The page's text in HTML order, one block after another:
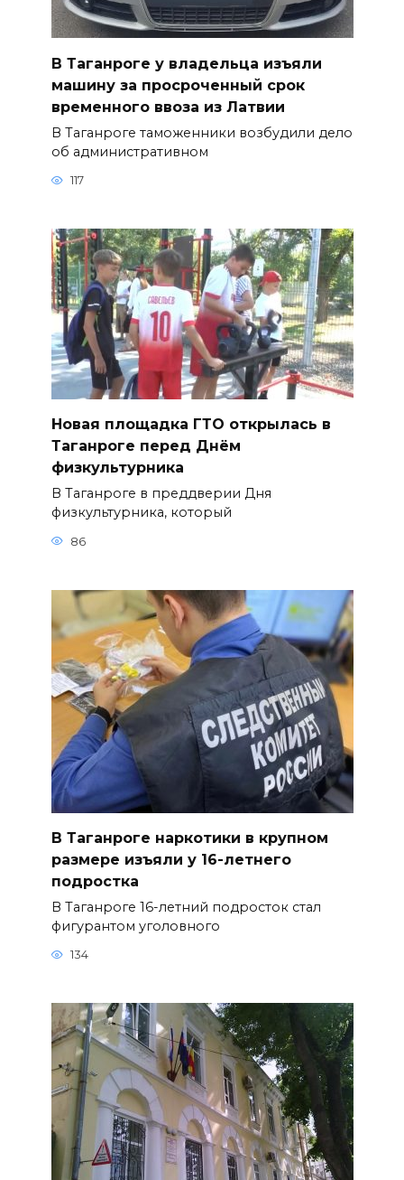
В Таганроге у владельца изъяли
машину за просроченный срок
временного ввоза из Латвии
В Таганроге таможенники возбудили дело
об административном
117
Новая площадка ГТО открылась в
Таганроге перед Днём
физкультурника
В Таганроге в преддверии Дня
физкультурника, который
86
В Таганроге наркотики в крупном
размере изъяли у 16-летнего
подростка
В Таганроге 16-летний подросток стал
фигурантом уголовного
134